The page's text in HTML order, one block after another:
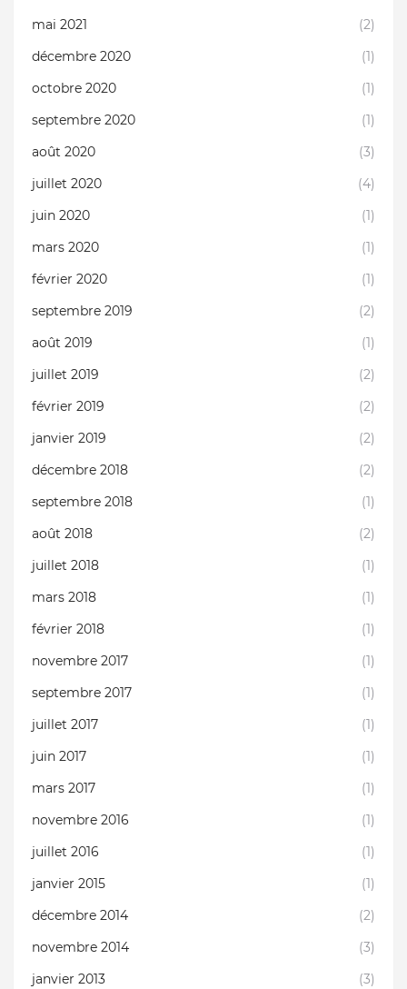
mai 2021
(2)
décembre 2020
(1)
octobre 2020
(1)
septembre 2020
(1)
août 2020
(3)
juillet 2020
(4)
juin 2020
(1)
mars 2020
(1)
février 2020
(1)
septembre 2019
(2)
août 2019
(1)
juillet 2019
(2)
février 2019
(2)
janvier 2019
(2)
décembre 2018
(2)
septembre 2018
(1)
août 2018
(2)
juillet 2018
(1)
mars 2018
(1)
février 2018
(1)
novembre 2017
(1)
septembre 2017
(1)
juillet 2017
(1)
juin 2017
(1)
mars 2017
(1)
novembre 2016
(1)
juillet 2016
(1)
janvier 2015
(1)
décembre 2014
(2)
novembre 2014
(3)
janvier 2013
(3)